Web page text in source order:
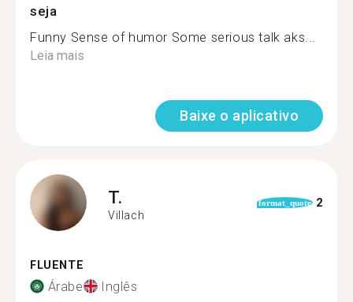
seja
Funny Sense of humor Some serious talk aks...
Leia mais
Baixe o aplicativo
T.
Villach
format_quote 2
FLUENTE
Árabe Inglês